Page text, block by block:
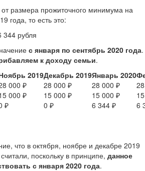
размера прожиточного минимума на
года, то есть это:
344 рубля
с января по сентябрь 2020 года.
к доходу семьи.
2019Декабрь 2019Январь 2020
000 ₽ 28 000 ₽ 28 000 ₽
000 ₽ 15 000 ₽ 15 000 ₽
₽ 0 ₽ 6 344 ₽ 6
что в октября, ноябре и декабре 2019
поскольку в принципе, данное
с января 2020 года.